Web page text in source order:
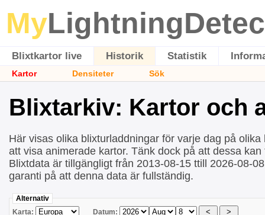
My
Blixtkartor live Historik Statistik
Kartor Densiteter Sök
Blixtarkiv: Kartor och
Här visas olika blixturladdningar för varje dag på
att visa animerade kartor. Tänk dock på att dessa
Blixtdata är tillgängligt från 2013-08-15 ttill 2026-08-
garanti på att denna data är fullständig.
Alternativ
Karta:
Datum: